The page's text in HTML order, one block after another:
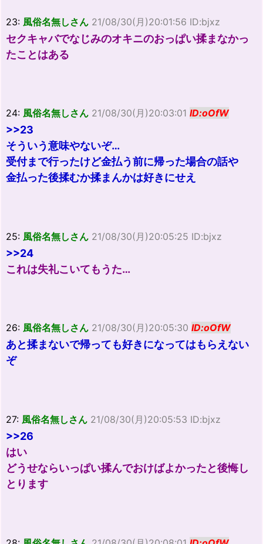
23: 風俗名無しさん 21/08/30(月)20:01:56 ID:bjxz
セクキャバでなじみのオキニのおっぱい揉まなかっ
たことはある
24: 風俗名無しさん 21/08/30(月)20:03:01 ID:oOfW
>>23
そういう意味やないぞ…
受付まで行ったけど金払う前に帰った場合の話や
金払った後揉むか揉まんかは好きにせえ
25: 風俗名無しさん 21/08/30(月)20:05:25 ID:bjxz
>>24
これは失礼こいてもうた…
26: 風俗名無しさん 21/08/30(月)20:05:30 ID:oOfW
あと揉まないで帰っても好きになってはもらえない
ぞ
27: 風俗名無しさん 21/08/30(月)20:05:53 ID:bjxz
>>26
はい
どうせならいっぱい揉んでおけばよかったと後悔し
とります